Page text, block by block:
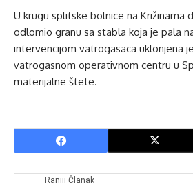
U krugu splitske bolnice na Križinama
odlomio granu sa stabla koja je pala
intervencijom vatrogasaca uklonjena
vatrogasnom operativnom centru u
materijalne štete.
Raniji Članak